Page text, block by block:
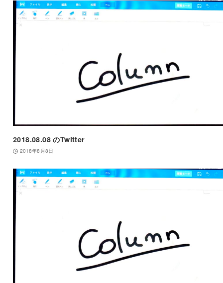
2018.08.08 のTwitter
2018年8月8日